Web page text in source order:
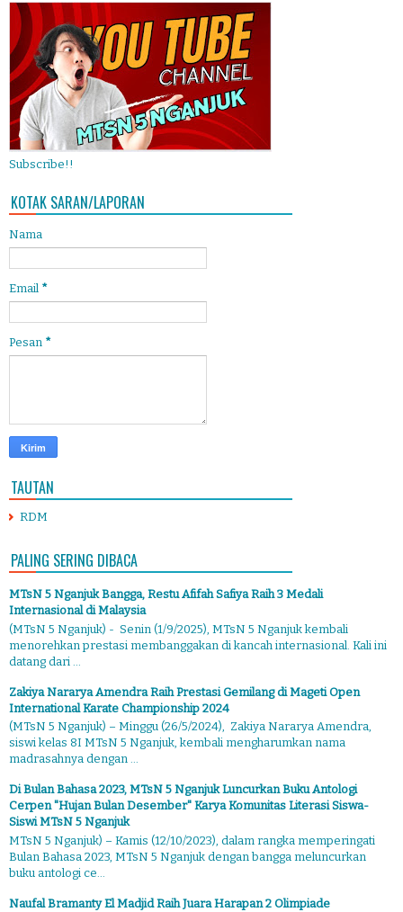
Subscribe!!
KOTAK SARAN/LAPORAN
Nama
Email *
Pesan *
TAUTAN
RDM
PALING SERING DIBACA
MTsN 5 Nganjuk Bangga, Restu Afifah Safiya Raih 3 Medali
Internasional di Malaysia
(MTsN 5 Nganjuk) - Senin (1/9/2025), MTsN 5 Nganjuk kembali
menorehkan prestasi membanggakan di kancah internasional. Kali ini
datang dari ...
Zakiya Nararya Amendra Raih Prestasi Gemilang di Mageti Open
International Karate Championship 2024
(MTsN 5 Nganjuk) – Minggu (26/5/2024), Zakiya Nararya Amendra,
siswi kelas 8I MTsN 5 Nganjuk, kembali mengharumkan nama
madrasahnya dengan ...
Di Bulan Bahasa 2023, MTsN 5 Nganjuk Luncurkan Buku Antologi
Cerpen "Hujan Bulan Desember" Karya Komunitas Literasi Siswa-
Siswi MTsN 5 Nganjuk
MTsN 5 Nganjuk) – Kamis (12/10/2023), dalam rangka memperingati
Bulan Bahasa 2023, MTsN 5 Nganjuk dengan bangga meluncurkan
buku antologi ce...
Naufal Bramanty El Madjid Raih Juara Harapan 2 Olimpiade